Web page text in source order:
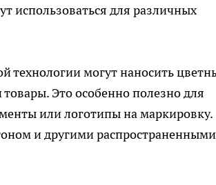
использоваться для различных
технологии могут наносить
Это особенно полезно для
или логотипы на маркировку.
и другими распространенными